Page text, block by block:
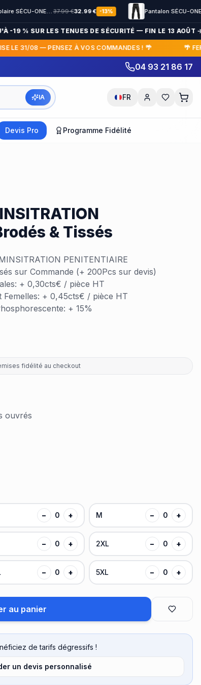
Veste Polaire SÉCU-ONE HV-TAPE Sécurité Privée noir37.99€32.99€ -13% Pantalon SÉCU-ONE bas élastiqué Noir
% SUR LES TENUES DE SÉCURITÉ — FIN LE 13 AOÛT →
31/08 — PENSEZ À VOS COMMANDES ! 🌴 🌴
04 93 21 86 17
IA FR
Devis Pro Programme Fidélité
& Tissés
PENITENTIAIRE
sur Commande (+ 200Pcs sur devis)
+ 0,30cts€ / pièce HT
Femelles: + 0,45cts€ / pièce HT
+ 15%
fidélité au checkout
ouvrés
− 0 + M − 0 +
− 0 + 2XL − 0 +
− 0 + 5XL − 0 +
au panier
de tarifs dégressifs !
un devis personnalisé